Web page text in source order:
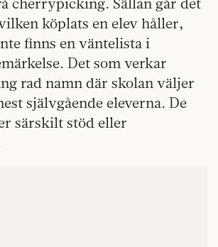
köplats en elev håller,
finns en väntelista i
Det som verkar
rad namn där skolan väljer
självgående eleverna. De
särskilt stöd eller